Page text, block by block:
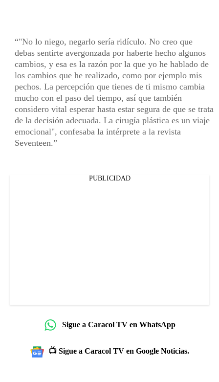
"No lo niego, negarlo sería ridículo. No creo que
debas sentirte avergonzada por haberte hecho algunos
cambios, y esa es la razón por la que yo he hablado de
los cambios que he realizado, como por ejemplo mis
pechos. La percepción que tienes de ti mismo cambia
mucho con el paso del tiempo, así que también
considero vital esperar hasta estar segura de que se trata
de la decisión adecuada. La cirugía plástica es un viaje
emocional", confesaba la intérprete a la revista
Seventeen.
PUBLICIDAD
Sigue a Caracol TV en WhatsApp
📺 Sigue a Caracol TV en Google Noticias.